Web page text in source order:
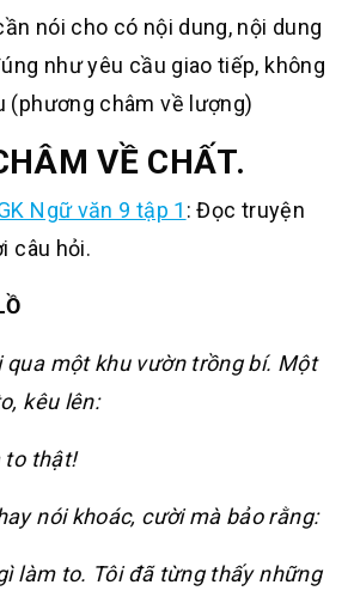
nói cho có nội dung, nội dung
như yêu cầu giao tiếp, không
(phương châm về lượng)
VỀ CHẤT.
Ngữ văn 9 tập 1 : Đọc truyện
câu hỏi.
qua một khu vườn trồng bí. Một
kêu lên:
to thật!
nói khoác, cười mà bảo rằng:
làm to. Tôi đã từng thấy những